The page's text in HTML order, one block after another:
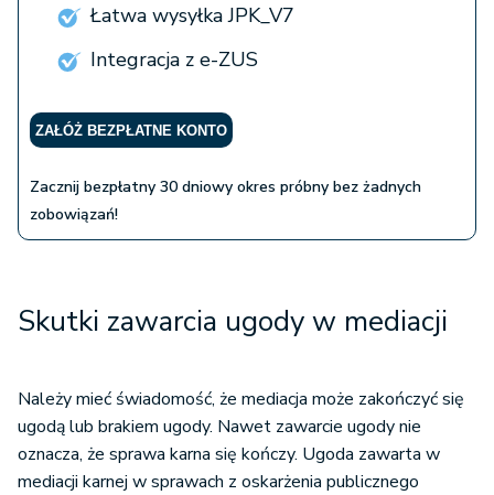
Łatwa wysyłka JPK_V7
Integracja z e-ZUS
ZAŁÓŻ BEZPŁATNE KONTO
Zacznij bezpłatny 30 dniowy okres próbny bez żadnych
zobowiązań!
Skutki zawarcia ugody w mediacji
Należy mieć świadomość, że mediacja może zakończyć się
ugodą lub brakiem ugody. Nawet zawarcie ugody nie
oznacza, że sprawa karna się kończy. Ugoda zawarta w
mediacji karnej w sprawach z oskarżenia publicznego